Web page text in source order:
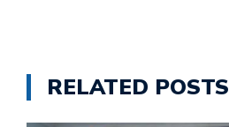
RELATED POSTS